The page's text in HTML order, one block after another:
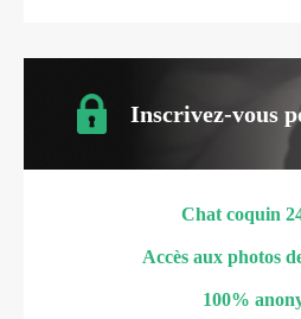
Inscrivez-vous
Chat coquin
Accès aux photos
100%